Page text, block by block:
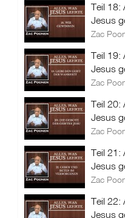
Teil 18:
Jesus
Zac
Teil 19:
Jesus
Zac
Teil 20:
Jesus
Zac
Teil 21:
Jesus
Zac
Teil 22:
Jesus